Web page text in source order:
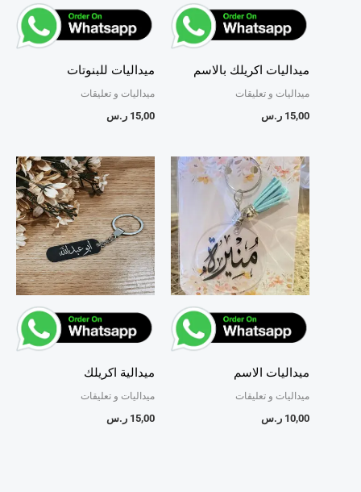
ميداليات اكريلك بالاسم
ميداليات و تعليقات
15,00 ر.س
ميداليات للبنوتات
ميداليات و تعليقات
15,00 ر.س
ميداليات الاسم
ميداليات و تعليقات
10,00 ر.س
ميدالية اكريلك
ميداليات و تعليقات
15,00 ر.س